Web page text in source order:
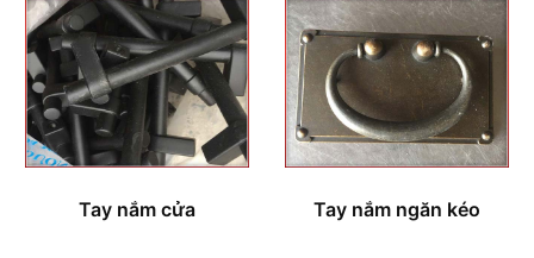
Tay nắm cửa Tay nắm ngăn kéo